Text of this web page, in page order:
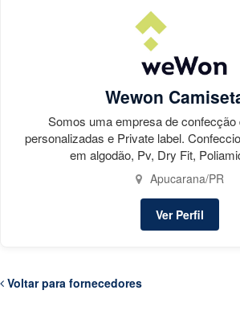
Wewon
Somos uma empresa de confecção
personalizadas e Private label.
em algodão, Pv, Dry Fit,
Apucarana/PR
Ver Perfil
Voltar para fornecedores